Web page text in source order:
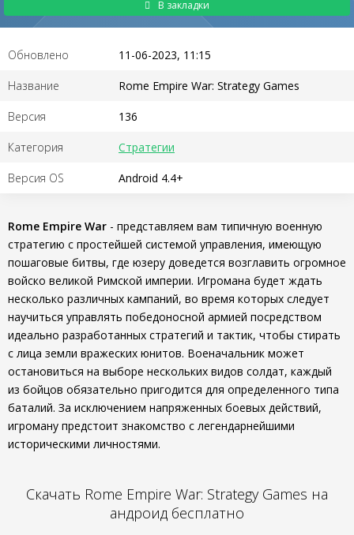
В закладки
Обновлено 11-06-2023, 11:15
Название Rome Empire War: Strategy Games
Версия 136
Категория Стратегии
Версия OS Android 4.4+
Rome Empire War - представляем вам типичную военную
стратегию с простейшей системой управления, имеющую
пошаговые битвы, где юзеру доведется возглавить огромное
войско великой Римской империи. Игромана будет ждать
несколько различных кампаний, во время которых следует
научиться управлять победоносной армией посредством
идеально разработанных стратегий и тактик, чтобы стирать
с лица земли вражеских юнитов. Военачальник может
остановиться на выборе нескольких видов солдат, каждый
из бойцов обязательно пригодится для определенного типа
баталий. За исключением напряженных боевых действий,
игроману предстоит знакомство с легендарнейшими
историческими личностями.
Скачать Rome Empire War: Strategy Games на
андроид бесплатно